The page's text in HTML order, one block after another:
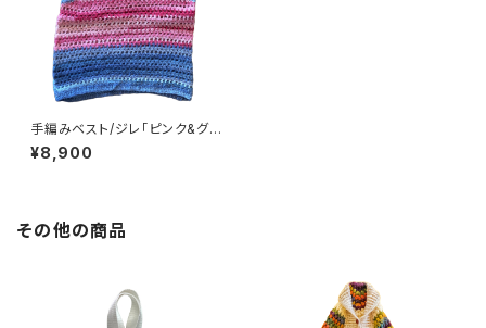
手編みベスト/ジレ「ピンク&グレ
ーグラデーション」日本製
¥8,900
その他の商品